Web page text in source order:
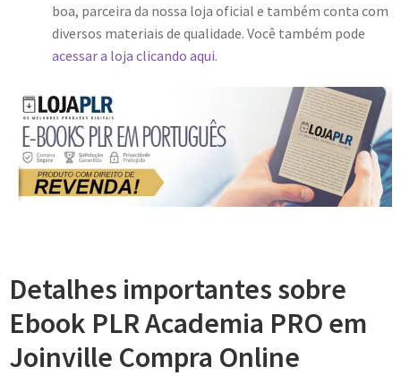
boa, parceira da nossa loja oficial e também conta com
diversos materiais de qualidade. Você também pode
acessar a loja clicando aqui.
Detalhes importantes sobre
Ebook PLR Academia PRO em
Joinville Compra Online